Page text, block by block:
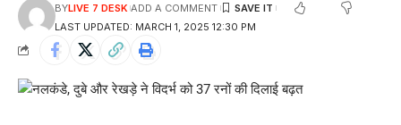
LAST UPDATED: MARCH 1, 2025 12:30 PM
BYLIVE 7 DESK ADD A COMMENT